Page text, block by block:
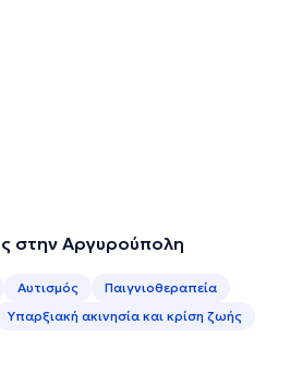
στην Αργυρούπολη
Αυτισμός
Παιγνιοθεραπεία
Υπαρξιακή ακινησία και κρίση ζωής